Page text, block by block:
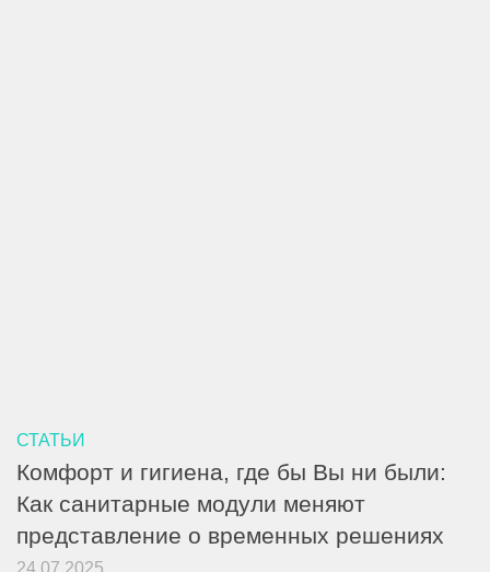
СТАТЬИ
Комфорт и гигиена, где бы Вы ни были:
Как санитарные модули меняют
представление о временных решениях
24.07.2025